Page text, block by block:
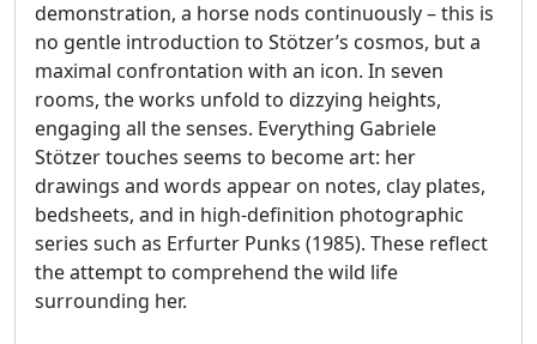
demonstration, a horse nods continuously – this is
no gentle introduction to Stötzer’s cosmos, but a
maximal confrontation with an icon. In seven
rooms, the works unfold to dizzying heights,
engaging all the senses. Everything Gabriele
Stötzer touches seems to become art: her
drawings and words appear on notes, clay plates,
bedsheets, and in high-definition photographic
series such as Erfurter Punks (1985). These reflect
the attempt to comprehend the wild life
surrounding her.